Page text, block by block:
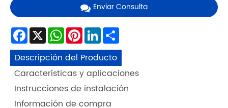
Enviar Consulta
Facebook
X WhatsApp
Pinterest
LinkedIn
Descripción del Producto
Características y aplicaciones
Instrucciones de instalación
Información de compra